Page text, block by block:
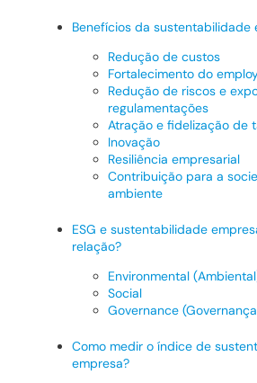
Benefícios da sustentabilidade
Redução de custos
Fortalecimento do
Redução de riscos e
regulamentações
Atração e fidelização de
Inovação
Resiliência empresarial
Contribuição para a
ambiente
ESG e sustentabilidade
relação?
Environmental
Social
Governance
Como medir o índice de
empresa?